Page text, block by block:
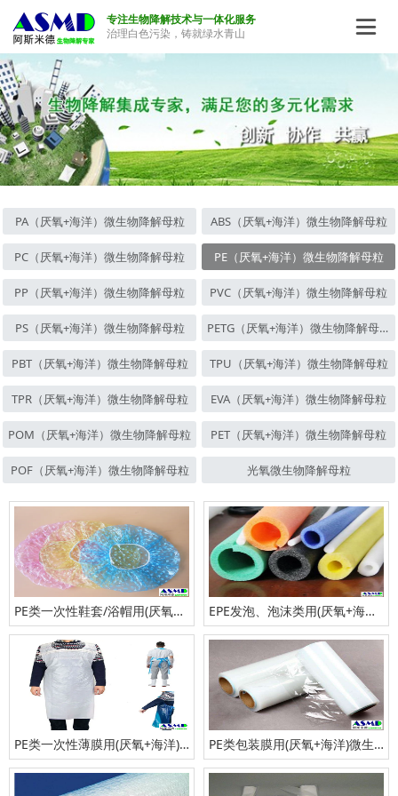
专注生物降解技术与一体化服务
治理白色污染，铸就绿水青山

PA（厌氧+海洋）微生物降解母粒 ABS（厌氧+海洋）微生物降解母粒
PC（厌氧+海洋）微生物降解母粒 PE（厌氧+海洋）微生物降解母粒
PP（厌氧+海洋）微生物降解母粒 PVC（厌氧+海洋）微生物降解母粒
PS（厌氧+海洋）微生物降解母粒 PETG（厌氧+海洋）微生物降解母粒
PBT（厌氧+海洋）微生物降解母粒 TPU（厌氧+海洋）微生物降解母粒
TPR（厌氧+海洋）微生物降解母粒 EVA（厌氧+海洋）微生物降解母粒
POM（厌氧+海洋）微生物降解母粒 PET（厌氧+海洋）微生物降解母粒
POF（厌氧+海洋）微生物降解母粒 光氧微生物降解母粒
PE类一次性鞋套/浴帽用(厌氧+海洋)生物降解母粒 EPE发泡、泡沫类用(厌氧+海洋)微生物降解母粒
PE类一次性薄膜用(厌氧+海洋)微生物降解母粒 PE类包装膜用(厌氧+海洋)微生物降解母粒/助剂